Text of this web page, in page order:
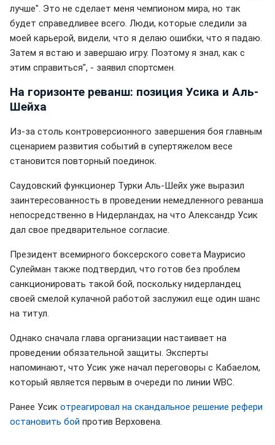
лучше". Это не сделает меня чемпионом мира, но так
будет справедливее всего. Люди, которые следили за
моей карьерой, видели, что я делаю ошибки, что я падаю.
Затем я встаю и завершаю игру. Поэтому я знал, как с
этим справиться", - заявил спортсмен.
На горизонте реванш: позиция Усика и Аль-
Шейха
Из-за столь контроверсионного завершения боя главным
сценарием развития событий в супертяжелом весе
становится повторный поединок.
Саудовский функционер Турки Аль-Шейх уже выразил
заинтересованность в проведении немедленного реванша
непосредственно в Нидерландах, на что Александр Усик
дал свое предварительное согласие.
Президент всемирного боксерского совета Маурисио
Сулейман также подтвердил, что готов без проблем
санкционировать такой бой, поскольку нидерландец
своей смелой кулачной работой заслужил еще один шанс
на титул.
Однако сначала глава организации настаивает на
проведении обязательной защиты. Эксперты
напоминают, что Усик уже начал переговоры с Кабаелом,
который является первым в очереди по линии WBC.
Ранее Усик отреагировал на скандальное решение рефери
остановить бой против Верховена.